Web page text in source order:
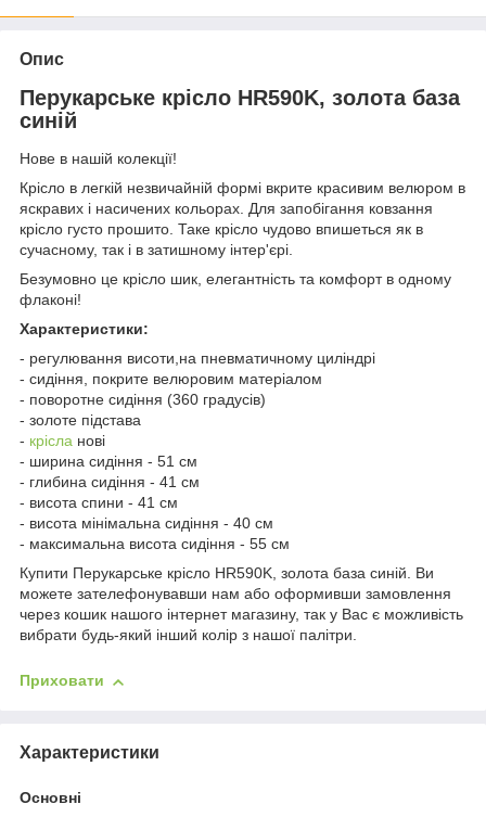
Опис
Перукарське крісло HR590K, золота база
синій
Нове в нашій колекції!
Крісло в легкій незвичайній формі вкрите красивим велюром в
яскравих і насичених кольорах. Для запобігання ковзання
крісло густо прошито. Таке крісло чудово впишеться як в
сучасному, так і в затишному інтер'єрі.
Безумовно це крісло шик, елегантність та комфорт в одному
флаконі!
Характеристики:
- регулювання висоти,на пневматичному циліндрі
- сидіння, покрите велюровим матеріалом
- поворотне сидіння (360 градусів)
- золоте підстава
- крісла нові
- ширина сидіння - 51 см
- глибина сидіння - 41 см
- висота спини - 41 см
- висота мінімальна сидіння - 40 см
- максимальна висота сидіння - 55 см
Купити Перукарське крісло HR590K, золота база синій. Ви
можете зателефонувавши нам або оформивши замовлення
через кошик нашого інтернет магазину, так у Вас є можливість
вибрати будь-який інший колір з нашої палітри.
Приховати
Характеристики
Основні